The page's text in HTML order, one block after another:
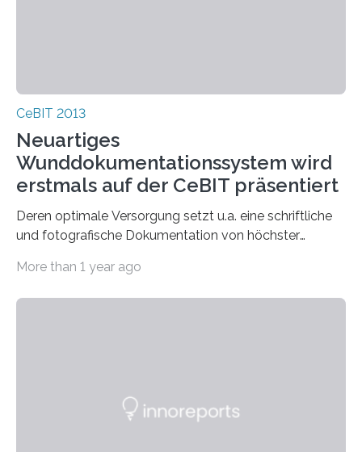
CeBIT 2013
Neuartiges
Wunddokumentationssystem wird
erstmals auf der CeBIT präsentiert
Deren optimale Versorgung setzt u.a. eine schriftliche
und fotografische Dokumentation von höchster
More than 1 year ago